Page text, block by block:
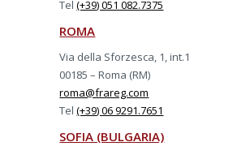
Tel(+39) 051 082.7375
ROMA
Via della Sforzesca, 1, int.1
00185 – Roma (RM)
roma@frareg.com
Tel(+39) 06 9291.7651
SOFIA (BULGARIA)